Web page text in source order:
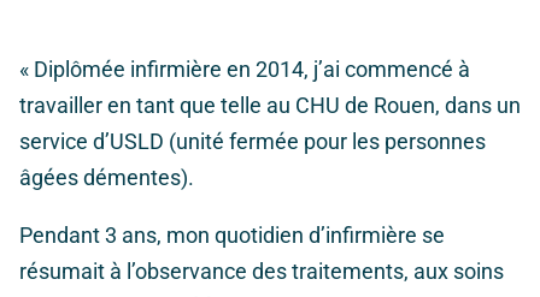
« Diplômée infirmière en 2014, j’ai commencé à
travailler en tant que telle au CHU de Rouen, dans un
service d’USLD (unité fermée pour les personnes
âgées démentes).
Pendant 3 ans, mon quotidien d’infirmière se
résumait à l’observance des traitements, aux soins